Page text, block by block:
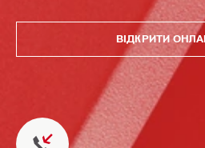
ВІДКРИТИ